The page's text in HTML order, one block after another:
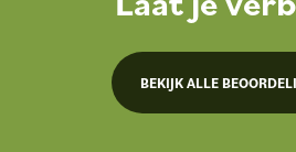
BEKIJK ALLE